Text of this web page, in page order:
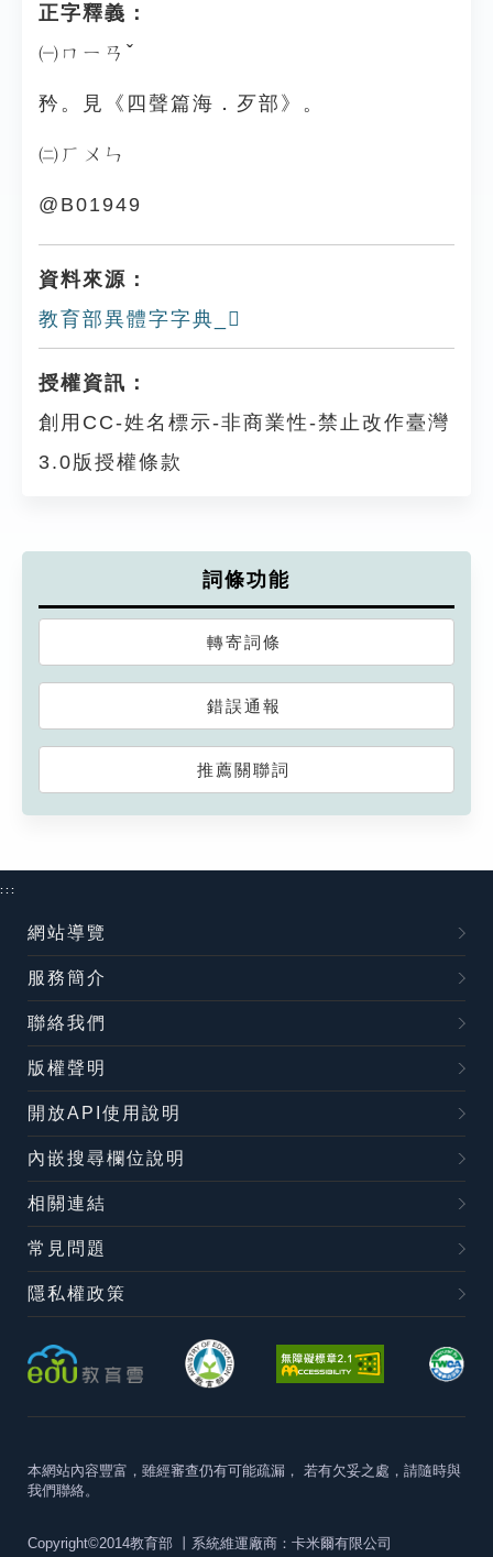
正字釋義：
㈠ㄇㄧㄢˇ
矜。見《四聲篇海．歹部》。
㈡ㄏㄨㄣ
@B01949
資料來源：
教育部異體字字典_𣧾
授權資訊：
創用CC-姓名標示-非商業性-禁止改作臺灣
3.0版授權條款
詞條功能
轉寄詞條
錯誤通報
推薦關聯詞
:::
網站導覽
服務簡介
聯絡我們
版權聲明
開放API使用說明
內嵌搜尋欄位說明
相關連結
常見問題
隱私權政策
本網站內容豐富，雖經審查仍有可能疏漏， 若有欠妥之處，請隨時與
我們聯絡。
Copyright©2014教育部 丨系統維運廠商：卡米爾有限公司